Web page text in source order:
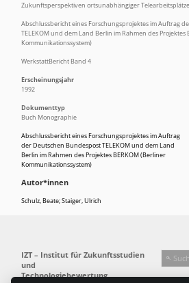
Abschlussbericht eines Forschungsprojektes im Auftrag
der Deutschen Bundespost TELEKOM und dem Land
Berlin im Rahmen des Projektes BERKOM (Berliner
Kommunikationssystem)
Autor*innen
Schulz, Beate; Staiger, Ulrich
Zukunftsperspektiven ortsunabhängiger Telearbeitsplätze
Abschlussbericht eines Forschungsprojektes im Auftrag
TELEKOM und dem Land Berlin im Rahmen des Projektes
Kommunikationssystem)
WerkstattBericht Band 4
Erscheinungsjahr
1992
Dokumenttyp
Buch Monographie
IZT – Institut für Zukunftsstudien
und
Technologiebewertung